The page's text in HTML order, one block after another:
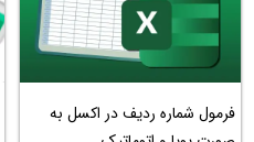
فرمول شماره ردیف در اکسل به